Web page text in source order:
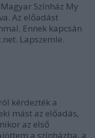
Színház My
Az előadást
Ennek kapcsán
Lapszemle.
kérdezték a
mást az előadás,
az első
a színházba, a